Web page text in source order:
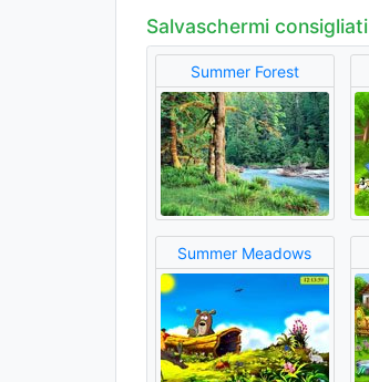
Salvaschermi consigliati
Summer Forest
Summer Meadows